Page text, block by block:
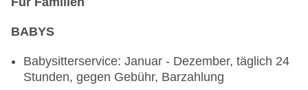
Anfrage & Reservierung notwendig, gegen
14:00 Uhr, täglich 18:00 Uhr - 23:00 Uhr
Restaurant „Saffron Restaurant“: Küche:
BABYS
Babysitterservice: Januar - Dezember, täglich 24
Stunden, gegen Gebühr, Barzahlung